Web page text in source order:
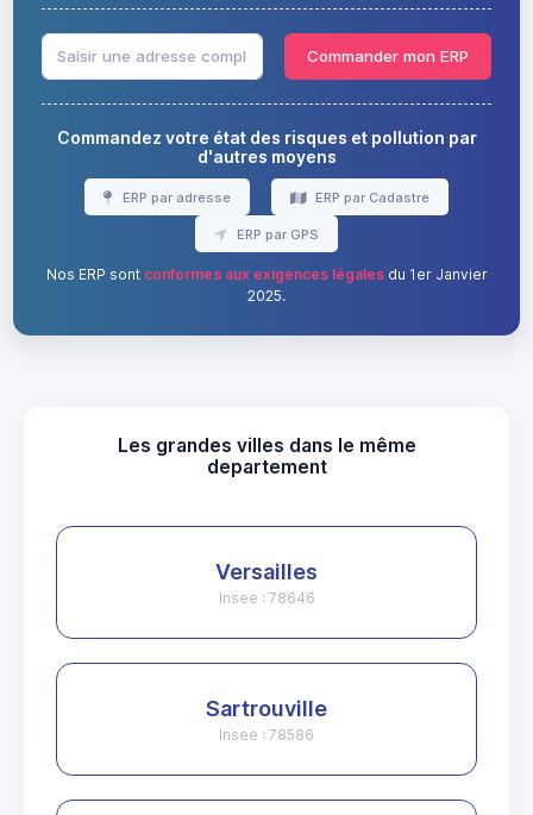
Commander mon ERP
Commandez votre état des risques et pollution par
d'autres moyens
ERP par adresse ERP par Cadastre
ERP par GPS
Nos ERP sont conformes aux exigences légalesdu 1er Janvier
2025.
Les grandes villes dans le même
departement
Versailles
Insee : 78646
Sartrouville
Insee : 78586